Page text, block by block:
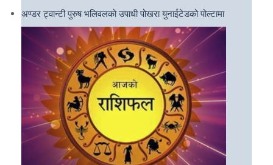
अण्डर ट्वान्टी पुरुष भलिवलको उपाधी पोखरा युनाईटेडको पोल्टामा